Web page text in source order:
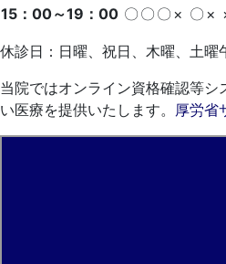
15：00～19：00 〇 〇 〇 × 〇 ×
休診日：日曜、祝日、木曜、土曜
当院ではオンライン資格確認等
い医療を提供いたします。 厚労省